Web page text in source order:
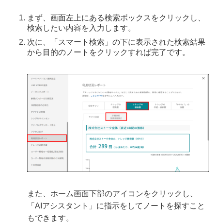
まず、画面左上にある検索ボックスをクリックし、
検索したい内容を入力します。
次に、「スマート検索」の下に表示された検索結果
から目的のノートをクリックすれば完了です。
また、ホーム画面下部のアイコンをクリックし、
「AIアシスタント」に指示をしてノートを探すこと
もできます。